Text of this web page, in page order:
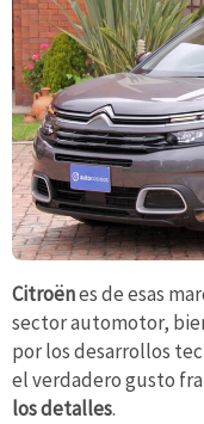
Citroënes de esas
sector automotor,
por los desarrollos
el verdadero gusto
los detalles.